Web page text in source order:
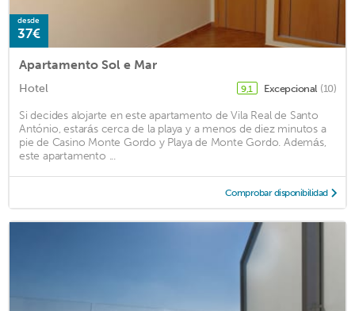
desde
37€
Apartamento Sol e Mar
Hotel 9,1 Excepcional (10)
Si decides alojarte en este apartamento de Vila Real de Santo
António, estarás cerca de la playa y a menos de diez minutos a
pie de Casino Monte Gordo y Playa de Monte Gordo. Además,
este apartamento ...
Comprobar disponibilidad